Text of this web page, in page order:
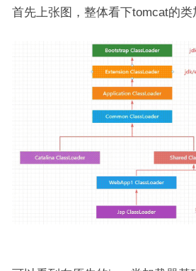
首先上张图，整体看下tomcat的类